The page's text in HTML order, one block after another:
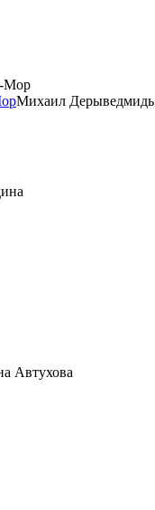
Михаил Дерыведмидь
Автухова